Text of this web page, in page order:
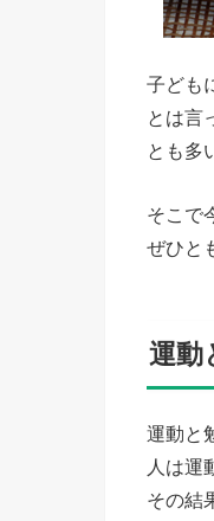
子ども
とは言
とも多
そこで
ぜひと
運動
運動と
人は運
その結